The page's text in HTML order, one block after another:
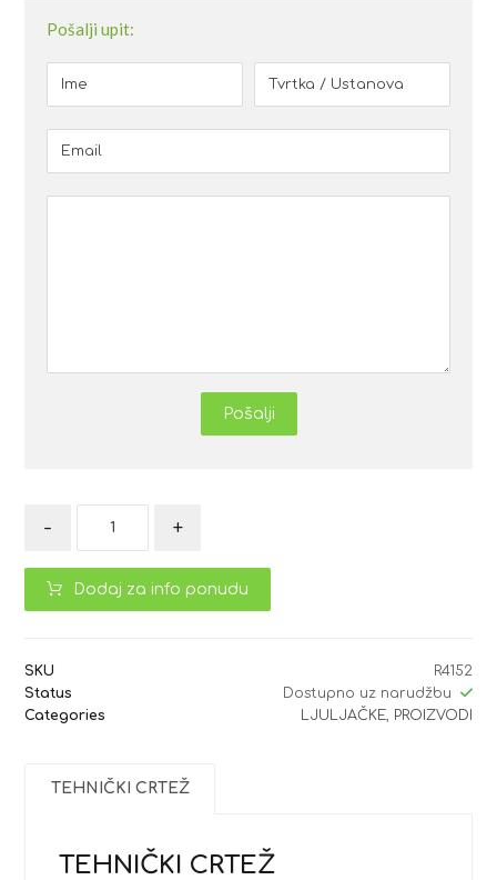
Pošalji upit:
Pošalji
- +
Dodaj za info ponudu
SKU
R4152
Status
Dostupno uz narudžbu
Categories
LJULJAČKE, PROIZVODI
TEHNIČKI CRTEŽ
TEHNIČKI CRTEŽ